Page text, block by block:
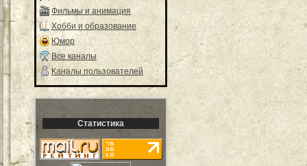
Фильмы и анимация
Хобби и образование
Юмор
Все каналы
Каналы пользователей
Статистика